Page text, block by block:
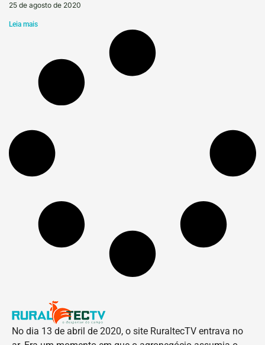
25 de agosto de 2020
Leia mais
No dia 13 de abril de 2020, o site RuraltecTV entrava no